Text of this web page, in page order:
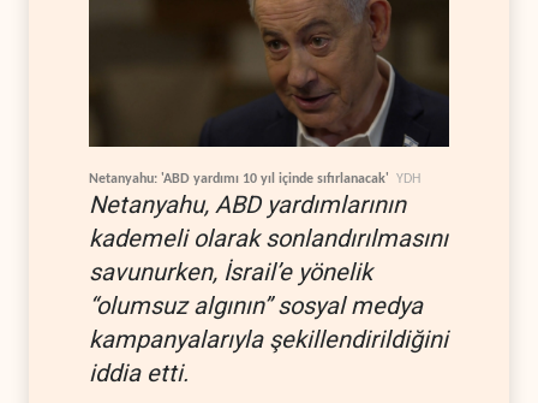
Netanyahu: 'ABD yardımı 10 yıl içinde sıfırlanacak' YDH
Netanyahu, ABD yardımlarının
kademeli olarak sonlandırılmasını
savunurken, İsrail’e yönelik
“olumsuz algının” sosyal medya
kampanyalarıyla şekillendirildiğini
iddia etti.